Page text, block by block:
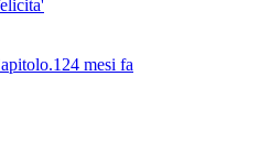
4 mesi fa